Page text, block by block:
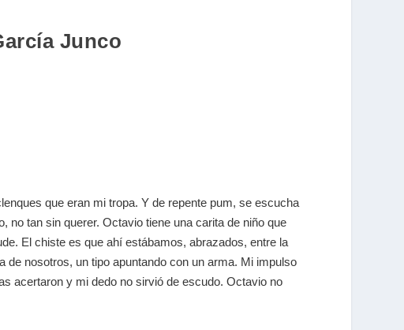
Junco
que eran mi tropa. Y de repente pum, se escucha
no tan sin querer. Octavio tiene una carita de niño que
El chiste es que ahí estábamos, abrazados, entre la
de nosotros, un tipo apuntando con un arma. Mi impulso
acertaron y mi dedo no sirvió de escudo. Octavio no